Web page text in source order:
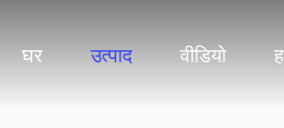
घर उत्पाद वीडियो